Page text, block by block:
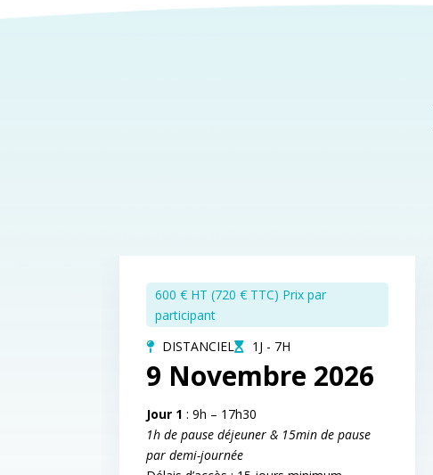
600 € HT (720 € TTC) Prix par
participant
DISTANCIEL
1J - 7H
9 Novembre 2026
Jour 1 : 9h – 17h30
1h de pause déjeuner & 15min de pause
par demi-journée